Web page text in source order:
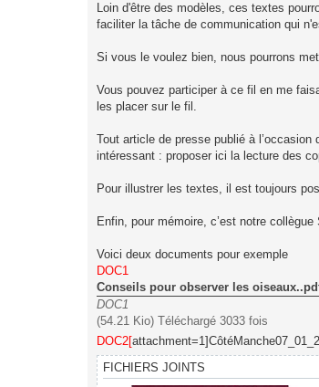
Loin d'être des modèles, ces textes
faciliter la tâche de communication qui
Si vous le voulez bien, nous pourrons
Vous pouvez participer à ce fil en me
les placer sur le fil.
Tout article de presse publié à
intéressant : proposer ici la lecture des
Pour illustrer les textes, il est toujours
Enfin, pour mémoire, c’est notre
Voici deux documents pour exemple
DOC1
Conseils pour observer les
DOC1
(54.21 Kio) Téléchargé 3033 fois
DOC2[
FICHIERS JOINTS